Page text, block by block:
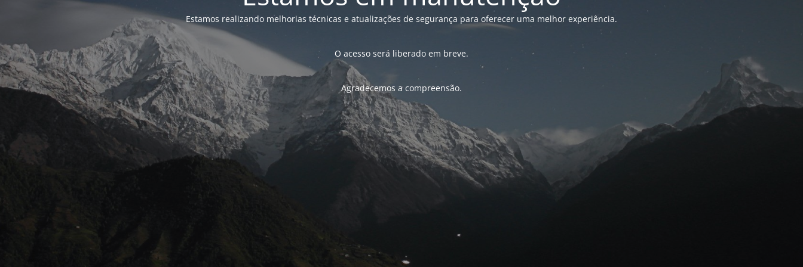
Estamos realizando melhorias técnicas e atualizações de segurança para oferecer uma melhor experiência.
O acesso será liberado em breve.
Agradecemos a compreensão.